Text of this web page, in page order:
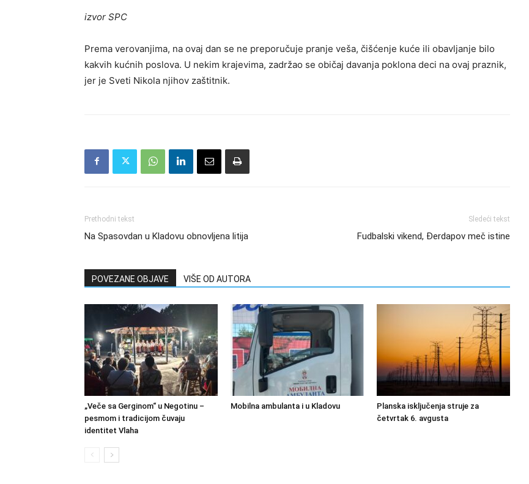
izvor SPC
Prema verovanjima, na ovaj dan se ne preporučuje pranje veša, čišćenje kuće ili obavljanje bilo
kakvih kućnih poslova. U nekim krajevima, zadržao se običaj davanja poklona deci na ovaj praznik,
jer je Sveti Nikola njihov zaštitnik.
Prethodni tekst
Na Spasovdan u Kladovu obnovljena litija
Sledeći tekst
Fudbalski vikend, Đerdapov meč istine
POVEZANE OBJAVE VIŠE OD AUTORA
„Veče sa Gerginom“ u Negotinu –
pesmom i tradicijom čuvaju
identitet Vlaha
Mobilna ambulanta i u Kladovu
Planska isključenja struje za
četvrtak 6. avgusta